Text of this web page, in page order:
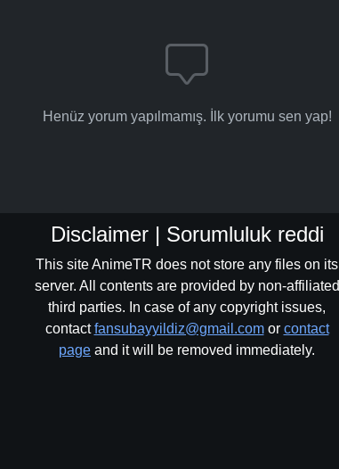
Henüz yorum yapılmamış. İlk yorumu sen yap!
Disclaimer | Sorumluluk reddi
This site AnimeTR does not store any files on its
server. All contents are provided by non-affiliated
third parties. In case of any copyright issues,
contactfansubayyildiz@gmail.comor contact
page and it will be removed immediately.